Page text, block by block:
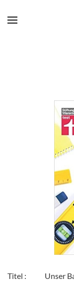
Zum
Titel : Unser